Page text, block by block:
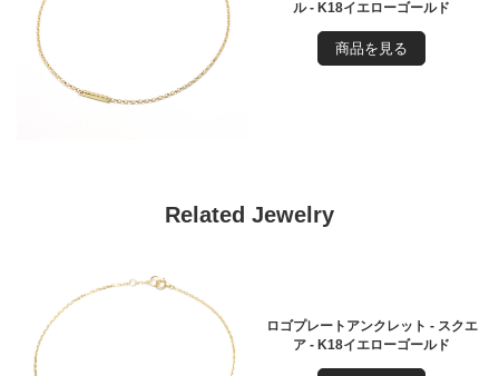
ル - K18イエローゴールド
商品を見る
Related Jewelry
ロゴプレートアンクレット - スクエ
ア - K18イエローゴールド